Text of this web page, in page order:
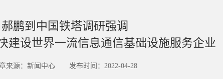
郝鹏到中国铁塔调研强调
建设世界一流信息通信基础设施服务企业
来源：新闻中心 发布时间：2022-04-28